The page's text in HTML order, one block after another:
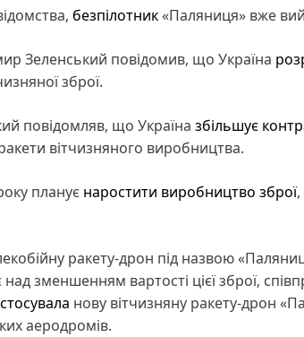
безпілотник«Паляниця» вже
Зеленський повідомив, що Україна
зброї.
повідомляв, що Україна збільшує
вітчизняного виробництва.
планує наростити виробництво зброї,
ракету-дрон під назвою
зменшенням вартості цієї зброї,
нову вітчизняну ракету-дрон
аеродромів.